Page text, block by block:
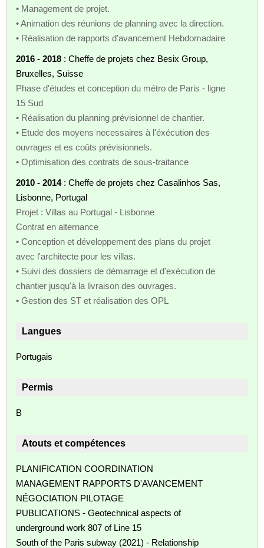
• Management de projet.
• Animation des réunions de planning avec la direction.
• Réalisation de rapports d'avancement Hebdomadaire
2016 - 2018 : Cheffe de projets chez Besix Group,
Bruxelles, Suisse
Phase d'études et conception du métro de Paris - ligne
15 Sud
• Réalisation du planning prévisionnel de chantier.
• Etude des moyens necessaires à l'éxécution des
ouvrages et es coûts prévisionnels.
• Optimisation des contrats de sous-traitance
2010 - 2014: Cheffe de projets chez Casalinhos Sas,
Lisbonne, Portugal
Projet : Villas au Portugal - Lisbonne
Contrat en alternance
• Conception et développement des plans du projet
avec l'architecte pour les villas.
• Suivi des dossiers de démarrage et d'exécution de
chantier jusqu'à la livraison des ouvrages.
• Gestion des ST et réalisation des OPL
Langues
Portugais
Permis
B
Atouts et compétences
PLANIFICATION COORDINATION
MANAGEMENT RAPPORTS D'AVANCEMENT
NÉGOCIATION PILOTAGE
PUBLICATIONS - Geotechnical aspects of
underground work 807 of Line 15
South of the Paris subway (2021) - Relationship